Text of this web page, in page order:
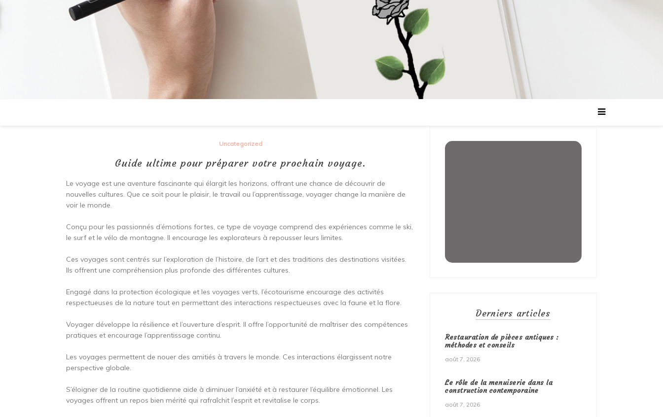
Uncategorized
Guide ultime pour préparer votre prochain voyage.
Le voyage est une aventure fascinante qui élargit les horizons, offrant une chance de découvrir de
nouvelles cultures. Que ce soit pour le plaisir, le travail ou l’apprentissage, voyager change la manière de
voir le monde.
Conçu pour les passionnés d’émotions fortes, ce type de voyage comprend des expériences comme le ski,
le surf et le vélo de montagne. Il encourage les explorateurs à repousser leurs limites.
Ces voyages sont centrés sur l’exploration de l’histoire, de l’art et des traditions des destinations visitées.
Ils offrent une compréhension plus profonde des différentes cultures.
Engagé dans la protection écologique et les voyages verts, l’écotourisme encourage des activités
respectueuses de la nature tout en permettant des interactions respectueuses avec la faune et la flore.
Voyager développe la résilience et l’ouverture d’esprit. Il offre l’opportunité de maîtriser des compétences
pratiques et encourage l’apprentissage continu.
Les voyages permettent de nouer des amitiés à travers le monde. Ces interactions élargissent notre
perspective globale.
S’éloigner de la routine quotidienne aide à diminuer l’anxiété et à restaurer l’équilibre émotionnel. Les
voyages offrent un repos bien mérité qui rafraîchit l’esprit et revitalise le corps.
Derniers articles
Restauration de pièces antiques :
méthodes et conseils
août 7, 2026
Le rôle de la menuiserie dans la
construction contemporaine
août 7, 2026